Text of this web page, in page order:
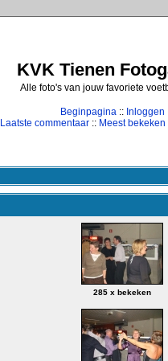
KVK Tienen
Alle foto's van jouw favoriete
Beginpagina :: Inloggen
Laatste commentaar:: Meest bekeken
285 x bekeken